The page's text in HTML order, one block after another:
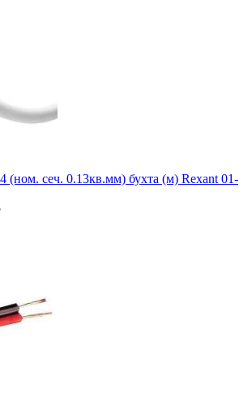
сеч. 0.13кв.мм) бухта (м) Rexant 01-